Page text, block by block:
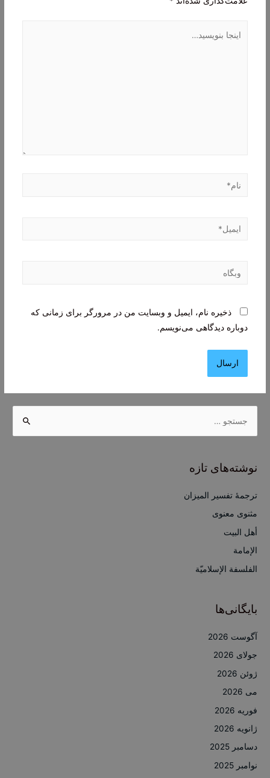
بنویسید…
نام*
ایمیل*
وبگاه
ذخیره نام، ایمیل و وبسایت من در مرورگر برای زمانی که
دوباره دیدگاهی می‌نویسم.
ب
ا
نوشته‌های تازه
ترجمۀ تفسیر المیزان
مثنوی معنوی
أهل البيت
الإمامة
الفلسفة الإسلاميّة
بایگانی‌ها
آگوست 2026
جولای 2026
ژوئن 2026
می 2026
فوریه 2026
ژانویه 2026
دسامبر 2025
نوامبر 2025